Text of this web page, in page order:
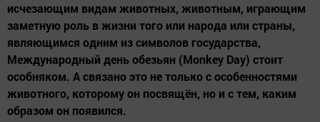
исчезающим видам животных, животным, играющим
заметную роль в жизни того или народа или страны,
являющимся одним из символов государства,
Международный день обезьян (Monkey Day) стоит
особняком. А связано это не только с особенностями
животного, которому он посвящён, но и с тем, каким
образом он появился.